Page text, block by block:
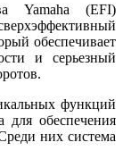
Yamaha (EFI)
обеспечивает
и серьезный
функций
для обеспечения
них система